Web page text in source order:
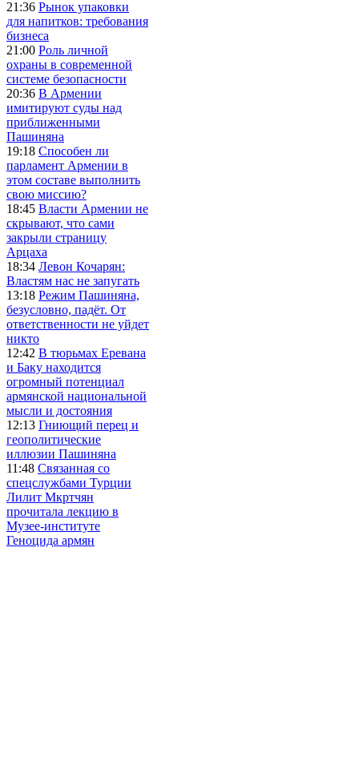
21:36 Рынок упаковки
для напитков: требования
бизнеса
21:00 Роль личной
охраны в современной
системе безопасности
20:36 В Армении
имитируют суды над
приближенными
Пашиняна
19:18 Способен ли
парламент Армении в
этом составе выполнить
свою миссию?
18:45 Власти Армении не
скрывают, что сами
закрыли страницу
Арцаха
18:34 Левон Кочарян:
Властям нас не запугать
13:18 Режим Пашиняна,
безусловно, падёт. От
ответственности не уйдет
никто
12:42 В тюрьмах Еревана
и Баку находится
огромный потенциал
армянской национальной
мысли и достояния
12:13 Гниющий перец и
геополитические
иллюзии Пашиняна
11:48 Связанная со
спецслужбами Турции
Лилит Мкртчян
прочитала лекцию в
Музее-институте
Геноцида армян